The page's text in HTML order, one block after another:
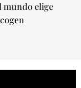
mundo elige